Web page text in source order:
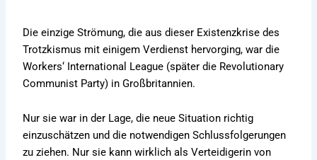
Die einzige Strömung, die aus dieser Existenzkrise des
Trotzkismus mit einigem Verdienst hervorging, war die
Workers‘ International League (später die Revolutionary
Communist Party) in Großbritannien.
Nur sie war in der Lage, die neue Situation richtig
einzuschätzen und die notwendigen Schlussfolgerungen
zu ziehen. Nur sie kann wirklich als Verteidigerin von